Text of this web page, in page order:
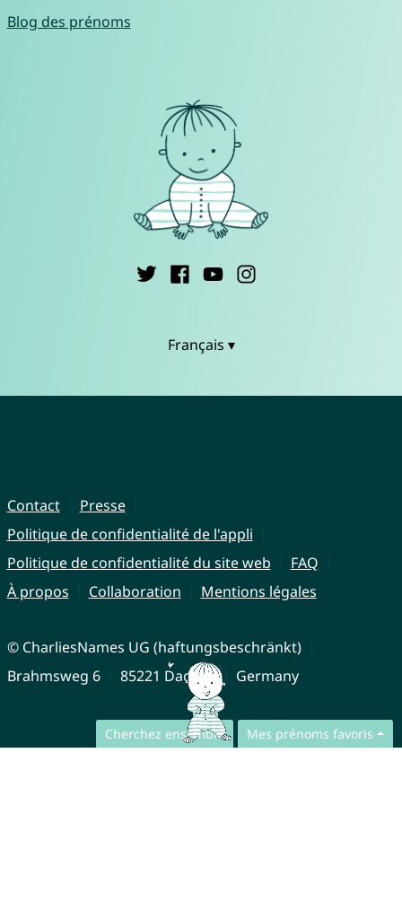
Cherchez ensemble Mes prénoms favoris
Blog des prénoms
Français ▾
Contact
Presse
Politique de confidentialité de l'appli
Politique de confidentialité du site web
FAQ
À propos
Collaboration Mentions légales
© CharliesNames UG (haftungsbeschränkt)
Brahmsweg 6
85221 Dachau Germany